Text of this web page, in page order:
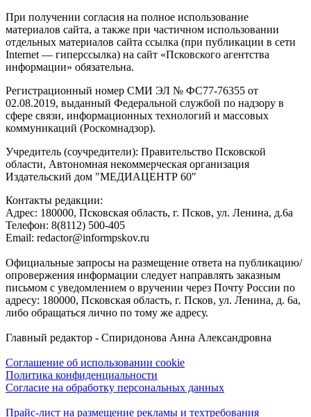
При получении согласия на полное использование
материалов сайта, а также при частичном использовании
отдельных материалов сайта ссылка (при публикации в сети
Internet — гиперссылка) на сайт «Псковского агентства
информации» обязательна.
Регистрационный номер СМИ ЭЛ № ФС77-76355 от
02.08.2019, выданный Федеральной службой по надзору в
сфере связи, информационных технологий и массовых
коммуникаций (Роскомнадзор).
Учредитель (соучредители): Правительство Псковской
области, Автономная некоммерческая организация
Издательский дом "МЕДИАЦЕНТР 60"
Контакты редакции:
Адреc: 180000, Псковская область, г. Псков, ул. Ленина, д.6а
Телефон: 8(8112) 500-405
Email: redactor@informpskov.ru
Официальные запросы на размещение ответа на публикацию/
опровержения информации следует направлять заказным
письмом с уведомлением о вручении через Почту России по
адресу: 180000, Псковская область, г. Псков, ул. Ленина, д. 6а,
либо обращаться лично по тому же адресу.
Главный редактор - Спиридонова Анна Александровна
Соглашение об использовании cookie
Политика конфиденциальности
Согласие на обработку персональных данных
Прайс-лист на размещение рекламы и техтребования